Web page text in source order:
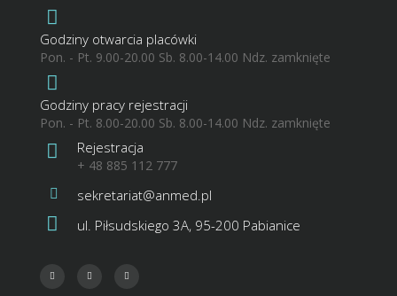
Godziny otwarcia placówki
Pon. - Pt. 9.00-20.00 Sb. 8.00-14.00 Ndz. zamknięte
Godziny pracy rejestracji
Pon. - Pt. 8.00-20.00 Sb. 8.00-14.00 Ndz. zamknięte
Rejestracja
+ 48 885 112 777
sekretariat@anmed.pl
ul. Piłsudskiego 3A, 95-200 Pabianice